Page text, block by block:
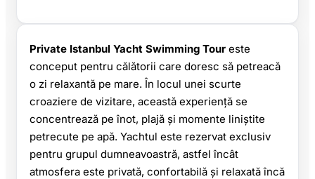
Private Istanbul Yacht Swimming Tour este
conceput pentru călătorii care doresc să petreacă
o zi relaxantă pe mare. În locul unei scurte
croaziere de vizitare, această experiență se
concentrează pe înot, plajă și momente liniștite
petrecute pe apă. Yachtul este rezervat exclusiv
pentru grupul dumneavoastră, astfel încât
atmosfera este privată, confortabilă și relaxată încă